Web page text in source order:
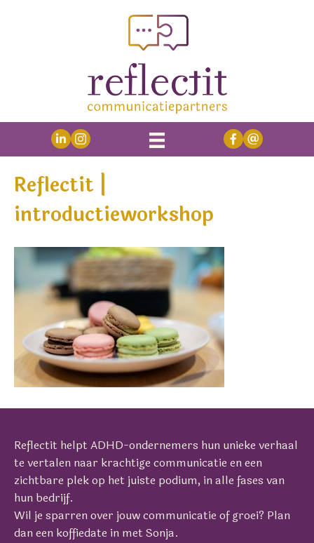
Reflectit |
introductieworkshop
Reflectit helpt ADHD-ondernemers hun unieke verhaal
te vertalen naar krachtige communicatie en een
zichtbare plek op het juiste podium, in alle fases van
hun bedrijf.
Wil je sparren over jouw communicatie of groei? Plan
dan een koffiedate in met Sonja.